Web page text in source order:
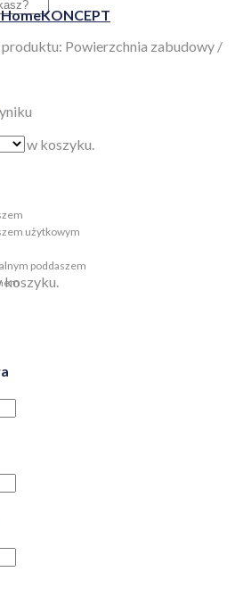
w koszyku.
Powierzchnia zabudowy /
użytkowym
poddaszem